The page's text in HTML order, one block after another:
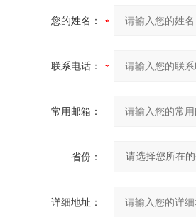
您的姓名：
联系电话：
常用邮箱：
省份：
详细地址：